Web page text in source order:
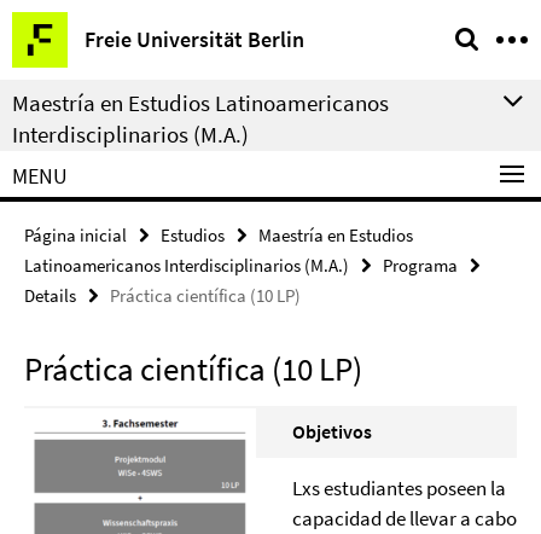
Springe
direkt
zu
Inhalt
Freie Universität Berlin
Herramientas
de
navegación
Maestría en Estudios Latinoamericanos
Interdisciplinarios (M.A.)
MENU
Página inicial Estudios
Maestría en Estudios
Latinoamericanos Interdisciplinarios (M.A.)
Programa
Details
Práctica científica (10 LP)
Práctica científica (10 LP)
Objetivos
Lxs estudiantes poseen la
capacidad de llevar a cabo